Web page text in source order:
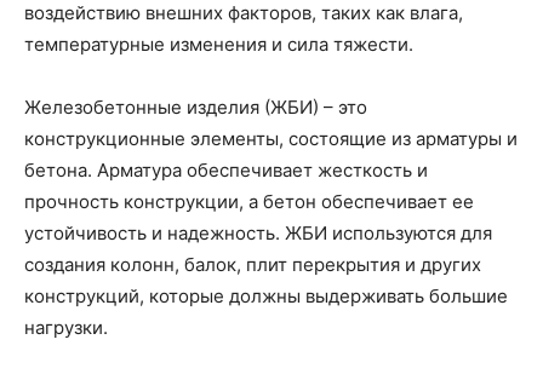
воздействию внешних факторов, таких как влага,
температурные изменения и сила тяжести.
Железобетонные изделия (ЖБИ) – это
конструкционные элементы, состоящие из арматуры и
бетона. Арматура обеспечивает жесткость и
прочность конструкции, а бетон обеспечивает ее
устойчивость и надежность. ЖБИ используются для
создания колонн, балок, плит перекрытия и других
конструкций, которые должны выдерживать большие
нагрузки.